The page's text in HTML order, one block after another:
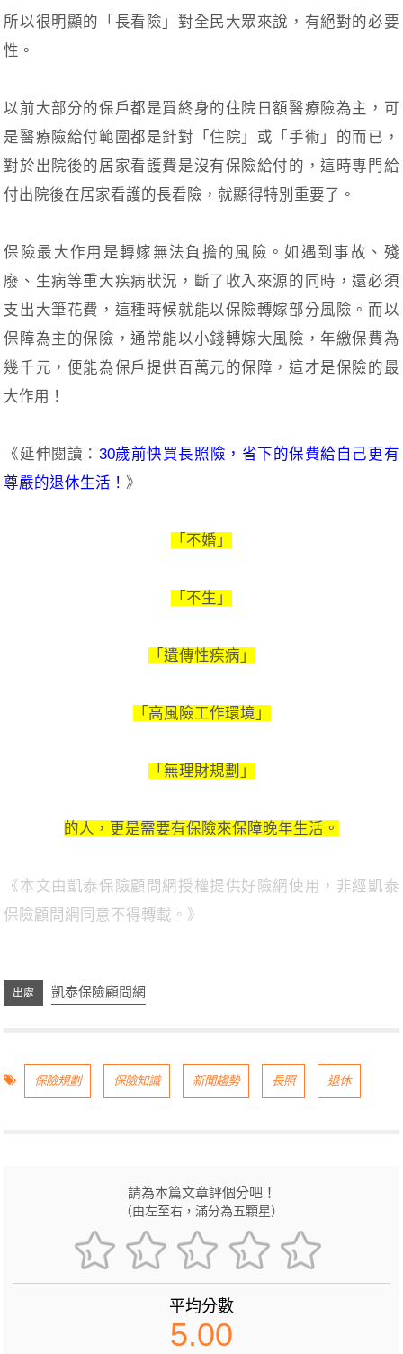
所以很明顯的「長看險」對全民大眾來說，有絕對的必要
性。
以前大部分的保戶都是買終身的住院日額醫療險為主，可
是醫療險給付範圍都是針對「住院」或「手術」的而已，
對於出院後的居家看護費是沒有保險給付的，這時專門給
付出院後在居家看護的長看險，就顯得特別重要了。
保險最大作用是轉嫁無法負擔的風險。如遇到事故、殘
廢、生病等重大疾病狀況，斷了收入來源的同時，還必須
支出大筆花費，這種時候就能以保險轉嫁部分風險。而以
保障為主的保險，通常能以小錢轉嫁大風險，年繳保費為
幾千元，便能為保戶提供百萬元的保障，這才是保險的最
大作用！
《延伸閱讀： 30歲前快買長照險，省下的保費給自己更有
尊嚴的退休生活！ 》
「不婚」
「不生」
「遺傳性疾病」
「高風險工作環境」
「無理財規劃」
的人，更是需要有保險來保障晚年生活。
《本文由凱泰保險顧問網授權提供好險網使用，非經凱泰
保險顧問網同意不得轉載。》
凱泰保險顧問網
保險規劃 保險知識 新聞趨勢 長照 退休
請為本篇文章評個分吧！
（由左至右，滿分為五顆星）
平均分數
5.00